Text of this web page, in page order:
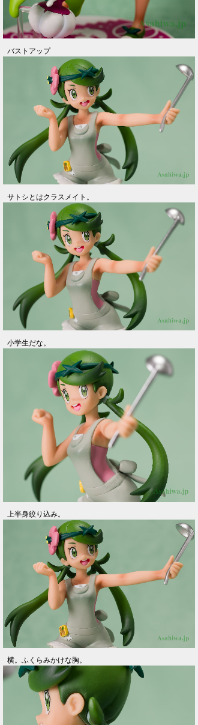
バストアップ
サトシとはクラスメイト。
小学生だな。
上半身絞り込み。
横。ふくらみかけな胸。